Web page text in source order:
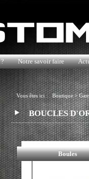
Notre savoir faire
Vous êtes ici :Boutique>
BOUCLES
Boules